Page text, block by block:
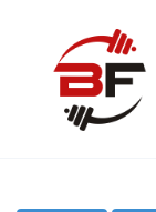
содержанию